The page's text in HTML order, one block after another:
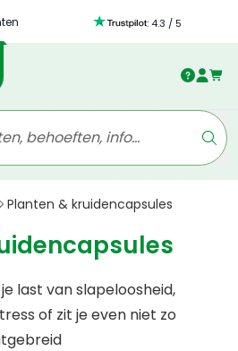
: 4.3 /5
Planten & kruidencapsules
last van slapeloosheid,
of zit je even niet zo